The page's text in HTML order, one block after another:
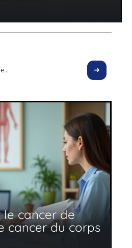
le cancer de
cancer du corps